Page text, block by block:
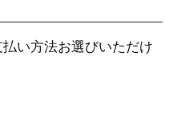
い方法お選びいただけ